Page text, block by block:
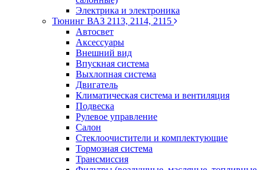
Электрика и электроника
Тюнинг ВАЗ 2113, 2114, 2115
Автосвет
Аксессуары
Внешний вид
Впускная система
Выхлопная система
Двигатель
Климатическая система и вентиляция
Подвеска
Рулевое управление
Салон
Стеклоочистители и комплектующие
Тормозная система
Трансмиссия